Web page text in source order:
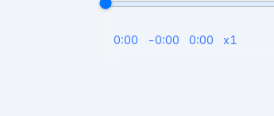
0:00 -0:00 0:00 x1